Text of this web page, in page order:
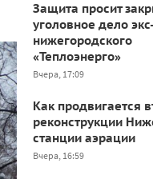
Защита просит
уголовное дело
нижегородского
«Теплоэнерго»
Вчера, 17:09
Как продвигается
реконструкции
станции аэрации
Вчера, 16:59